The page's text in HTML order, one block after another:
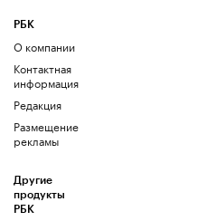
РБК
О компании
Контактная
информация
Редакция
Размещение
рекламы
Другие
продукты
РБК